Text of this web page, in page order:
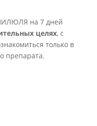
на 7 дней
целях, с
только в
препарата.